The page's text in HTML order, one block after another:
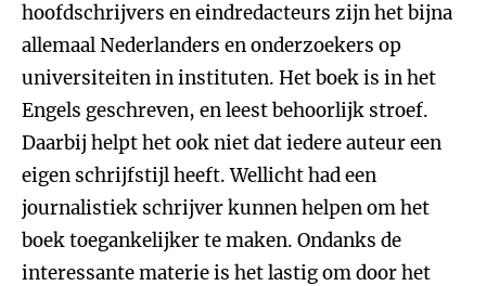
hoofdschrijvers en eindredacteurs zijn het bijna
allemaal Nederlanders en onderzoekers op
universiteiten in instituten. Het boek is in het
Engels geschreven, en leest behoorlijk stroef.
Daarbij helpt het ook niet dat iedere auteur een
eigen schrijfstijl heeft. Wellicht had een
journalistiek schrijver kunnen helpen om het
boek toegankelijker te maken. Ondanks de
interessante materie is het lastig om door het